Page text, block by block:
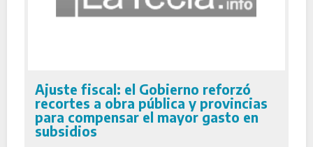
Ajuste fiscal: el Gobierno reforzó
recortes a obra pública y provincias
para compensar el mayor gasto en
subsidios